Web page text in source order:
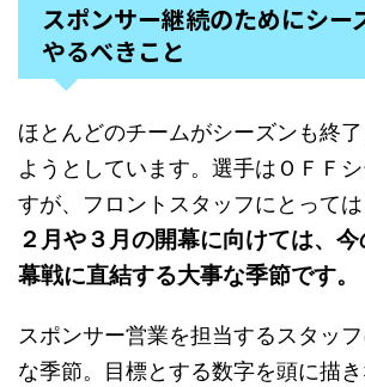
スポンサー継続のためにシー
やるべきこと
ほとんどのチームがシーズンも終
ようとしています。選手はＯＦＦ
すが、フロントスタッフにとっては
２月や３月の開幕に向けては、
幕戦に直結する大事な季節です。
スポンサー営業を担当するスタッ
な季節。目標とする数字を頭に描